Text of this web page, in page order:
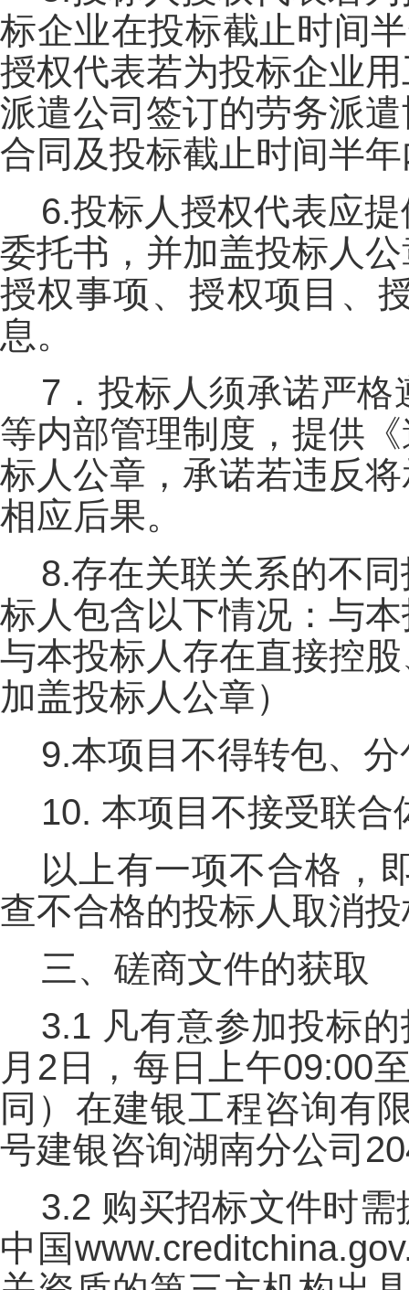
标企业在投标截止时间
授权代表若为投标企业
派遣公司签订的劳务派
合同及投标截止时间半
6.投标人授权代表应
委托书，并加盖投标人
授权事项、授权项目、
息。
7．投标人须承诺严
等内部管理制度，提供
标人公章，承诺若违反
相应后果。
8.存在关联关系的不
标人包含以下情况：与
与本投标人存在直接控
加盖投标人公章）
9.本项目不得转包、
10. 本项目不接受联合
以上有一项不合格，
查不合格的投标人取消
三、磋商文件的获取
3.1 凡有意参加投标
月2日，每日上午09:00
同）在建银工程咨询有
号建银咨询湖南分公司
3.2 购买招标文件时
中国